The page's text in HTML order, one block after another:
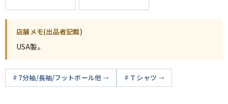
店舗メモ(出品者記載)
USA製。
7分袖/長袖/フットボール他 Ｔシャツ